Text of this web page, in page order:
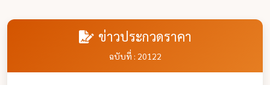
ข่าวประกวดราคา
ฉบับที่ : 20122